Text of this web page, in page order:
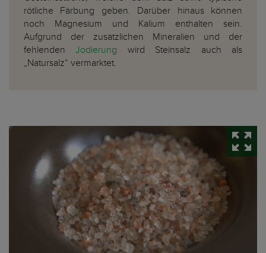
rötliche Färbung geben. Darüber hinaus können
noch Magnesium und Kalium enthalten sein.
Aufgrund der zusätzlichen Mineralien und der
fehlendenJodierung wird Steinsalz auch als
„Natursalz“ vermarktet.